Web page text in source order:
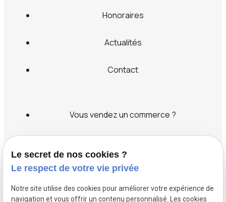
Honoraires
Actualités
Contact
Vous vendez un commerce ?
Label transaction
Recrutement
Le secret de nos cookies ?
Le respect de votre vie privée
Notre site utilise des cookies pour améliorer votre expérience de
navigation et vous offrir un contenu personnalisé. Les cookies